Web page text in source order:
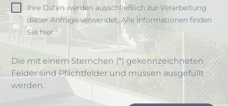
Ihre Daten werden ausschließlich zur Verarbeitung
dieser Anfrage verwendet. Alle Informationen finden
Sie hier.
Die mit einem Sternchen (*) gekennzeichneten
Felder sind Pflichtfelder und müssen ausgefüllt
werden.